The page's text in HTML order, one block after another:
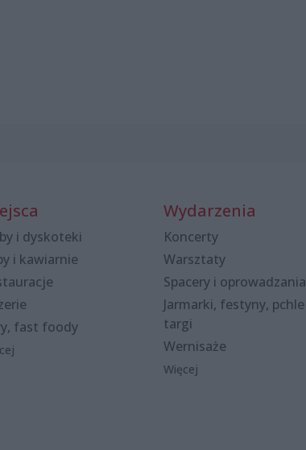
i dyskoteki
i kawiarnie
fast foody
Wydarzenia
Koncerty
Warsztaty
Spacery i oprowadzania
Jarmarki, festyny, pchle
targi
Wernisaże
Więcej